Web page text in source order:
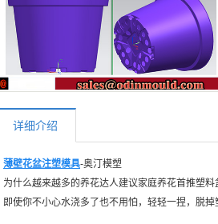
详细介绍
薄壁花盆注塑模具-奥汀模塑
为什么越来越多的养花达人建议家庭养花首推塑
即使你不小心水浇多了也不用怕，轻轻一捏，脱